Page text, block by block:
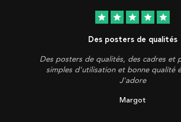
star star star star star
Des posters de qualités
Des posters de qualités, des cadres et
simples d'utilisation et bonne qualité
J'adore
Margot